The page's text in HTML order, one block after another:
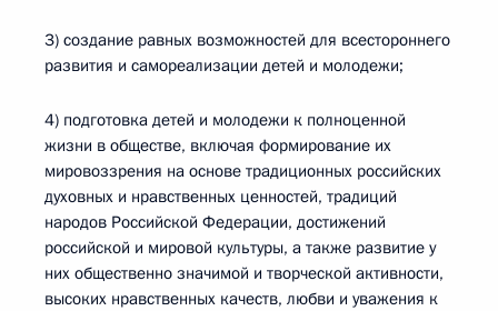
3) создание равных возможностей для всестороннего
развития и самореализации детей и молодежи;
4) подготовка детей и молодежи к полноценной
жизни в обществе, включая формирование их
мировоззрения на основе традиционных российских
духовных и нравственных ценностей, традиций
народов Российской Федерации, достижений
российской и мировой культуры, а также развитие у
них общественно значимой и творческой активности,
высоких нравственных качеств, любви и уважения к